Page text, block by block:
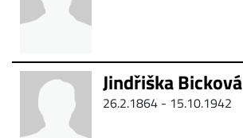
Jindřiška Bicková
26.2.1864 - 15.10.1942